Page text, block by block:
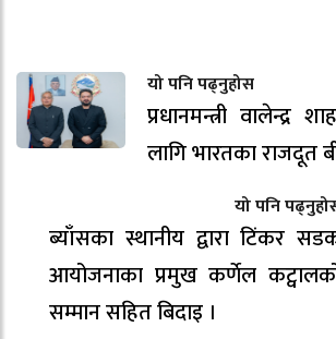
यो पनि पढ्नुहोस
प्रधानमन्त्री वालेन्द्र
लागि भारतका राजदूत
यो पनि
ब्याँसका स्थानीय द्वारा टिंकर
आयोजनाका प्रमुख कर्णेल
सम्मान सहित बिदाइ ।